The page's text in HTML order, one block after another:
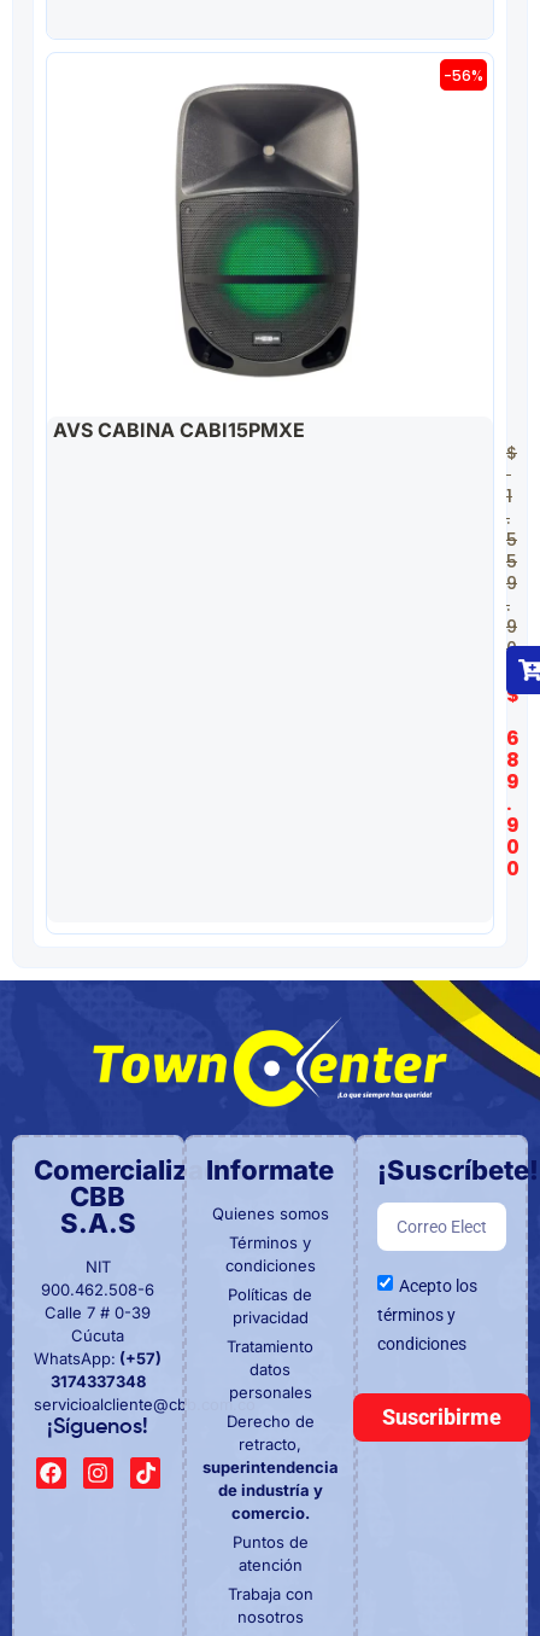
-56%
AVS CABINA CABI15PMXE
$
1
.
5
5
9
.
9
0
$
6
8
9
.
9
0
0
Comercializadora
CBB
S.A.S
NIT
900.462.508-6
Calle 7 # 0-39
Cúcuta
WhatsApp: (+57)
3174337348
servicioalcliente@cbb.com.co
¡Síguenos!
Informate
Quienes somos
Términos y
condiciones
Políticas de
privacidad
Tratamiento
datos
personales
Derecho de
retracto,
superintendencia
de industría y
comercio.
Puntos de
atención
Trabaja con
nosotros
¡Suscríbete!
Acepto los
términos y
condiciones
Suscribirme